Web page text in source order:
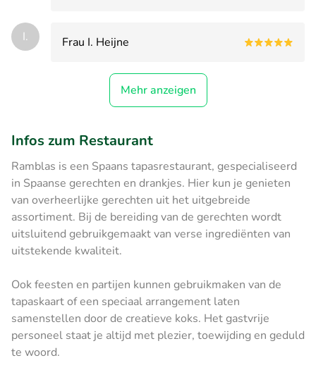
I. Frau I. Heijne
Mehr anzeigen
Infos zum Restaurant
Ramblas is een Spaans tapasrestaurant, gespecialiseerd
in Spaanse gerechten en drankjes. Hier kun je genieten
van overheerlijke gerechten uit het uitgebreide
assortiment. Bij de bereiding van de gerechten wordt
uitsluitend gebruikgemaakt van verse ingrediënten van
uitstekende kwaliteit.
Ook feesten en partijen kunnen gebruikmaken van de
tapaskaart of een speciaal arrangement laten
samenstellen door de creatieve koks. Het gastvrije
personeel staat je altijd met plezier, toewijding en geduld
te woord.